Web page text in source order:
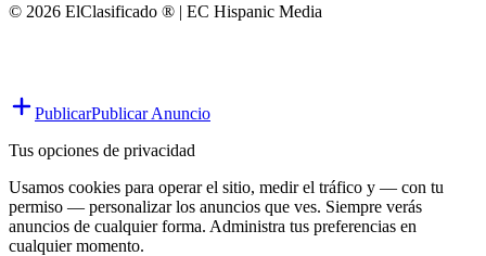
© 2026 ElClasificado ® | EC Hispanic Media
PublicarPublicar Anuncio
Tus opciones de privacidad
Usamos cookies para operar el sitio, medir el tráfico y — con tu
permiso — personalizar los anuncios que ves. Siempre verás
anuncios de cualquier forma. Administra tus preferencias en
cualquier momento.